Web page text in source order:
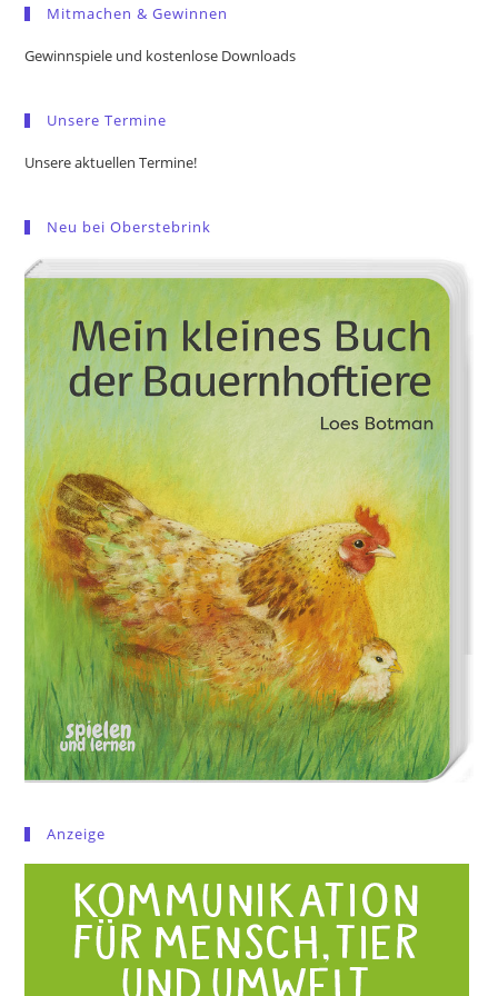
Mitmachen & Gewinnen
Gewinnspiele und kostenlose Downloads
Unsere Termine
Unsere aktuellen Termine!
Neu bei Oberstebrink
Anzeige